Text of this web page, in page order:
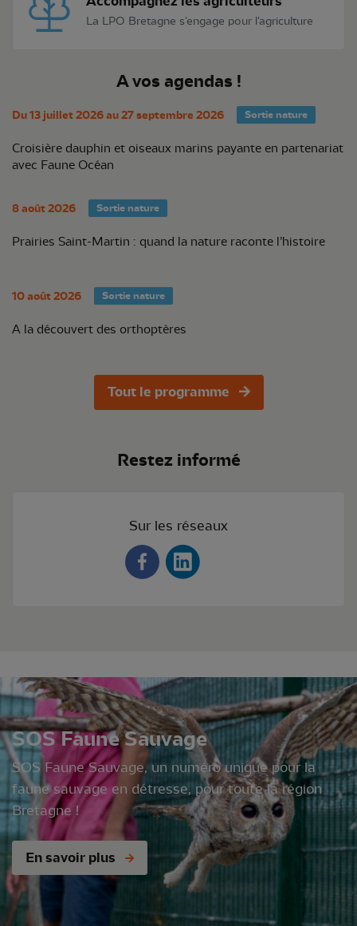
La LPO Bretagne s'engage pour l'agriculture
A vos agendas !
Du 13 juillet 2026 au 27 septembre 2026 Sortie nature
Croisière dauphin et oiseaux marins payante en partenariat
avec Faune Océan
8 août 2026 Sortie nature
Prairies Saint-Martin : quand la nature raconte l’histoire
10 août 2026 Sortie nature
A la découvert des orthoptères
Tout le programme
Restez informé
Sur les réseaux
SOS Faune Sauvage
SOS Faune Sauvage, un numéro unique pour la
faune sauvage en détresse, pour toute la région
Bretagne !
En savoir plus